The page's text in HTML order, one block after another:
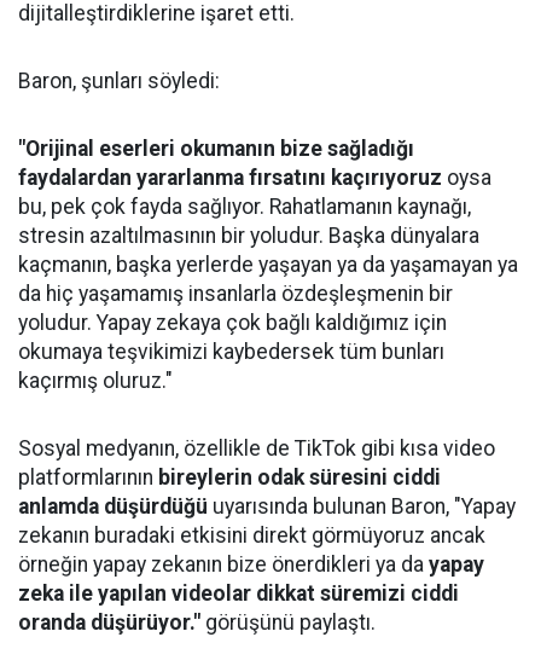
dijitalleştirdiklerine işaret etti.
Baron, şunları söyledi:
"Orijinal eserleri okumanın bize sağladığı
faydalardan yararlanma fırsatını kaçırıyoruz oysa
bu, pek çok fayda sağlıyor. Rahatlamanın kaynağı,
stresin azaltılmasının bir yoludur. Başka dünyalara
kaçmanın, başka yerlerde yaşayan ya da yaşamayan ya
da hiç yaşamamış insanlarla özdeşleşmenin bir
yoludur. Yapay zekaya çok bağlı kaldığımız için
okumaya teşvikimizi kaybedersek tüm bunları
kaçırmış oluruz."
Sosyal medyanın, özellikle de TikTok gibi kısa video
platformlarının bireylerin odak süresini ciddi
anlamda düşürdüğü uyarısında bulunan Baron, "Yapay
zekanın buradaki etkisini direkt görmüyoruz ancak
örneğin yapay zekanın bize önerdikleri ya da yapay
zeka ile yapılan videolar dikkat süremizi ciddi
oranda düşürüyor." görüşünü paylaştı.